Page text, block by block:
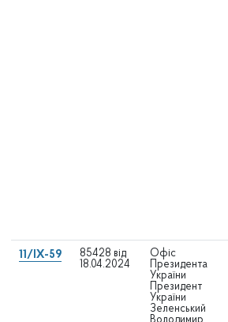
11/IX-59
85428 від
18.04.2024
Офіс
Президента
України
Президент
України
Зеленський